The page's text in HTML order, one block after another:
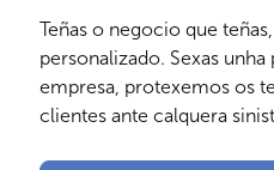
Teñas o negocio que
personalizado. Sexas
empresa, protexemos os
clientes ante calquera